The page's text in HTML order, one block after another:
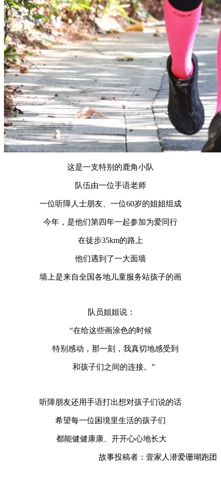
这是一支特别的鹿角小队
队伍由一位手语老师
一位听障人士朋友、一位60岁的姐姐组成
今年，是他们第四年一起参加为爱同行
在徒步35km的路上
他们遇到了一大面墙
墙上是来自全国各地儿童服务站孩子的画
队员姐姐说：
“在给这些画涂色的时候
特别感动，那一刻，我真切地感受到
和孩子们之间的连接。”
听障朋友还用手语打出想对孩子们说的话
希望每一位困境里生活的孩子们
都能健健康康、开开心心地长大
故事投稿者：壹家人潜爱珊瑚跑团